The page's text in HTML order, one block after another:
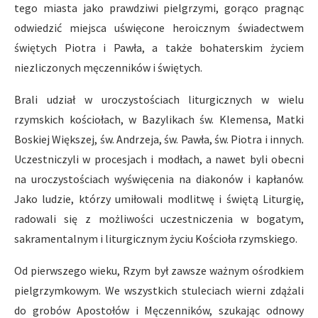
tego miasta jako prawdziwi pielgrzymi, gorąco pragnąc
odwiedzić miejsca uświęcone heroicznym świadectwem
świętych Piotra i Pawła, a także bohaterskim życiem
niezliczonych męczenników i świętych.
Brali udział w uroczystościach liturgicznych w wielu
rzymskich kościołach, w Bazylikach św. Klemensa, Matki
Boskiej Większej, św. Andrzeja, św. Pawła, św. Piotra i innych.
Uczestniczyli w procesjach i modłach, a nawet byli obecni
na uroczystościach wyświęcenia na diakonów i kapłanów.
Jako ludzie, którzy umiłowali modlitwę i świętą Liturgię,
radowali się z możliwości uczestniczenia w bogatym,
sakramentalnym i liturgicznym życiu Kościoła rzymskiego.
Od pierwszego wieku, Rzym był zawsze ważnym ośrodkiem
pielgrzymkowym. We wszystkich stuleciach wierni zdążali
do grobów Apostołów i Męczenników, szukając odnowy